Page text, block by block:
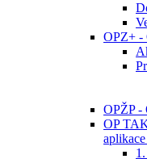
OPZ+ -
OPŽP -
OP